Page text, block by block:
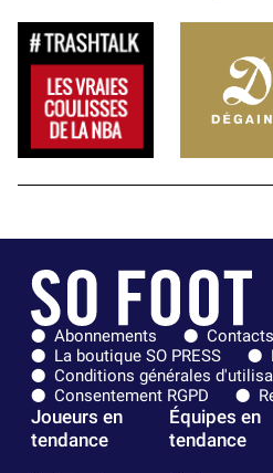
Abonnements
Contacts
La boutique SO PRESS
Conditions générales
Consentement RGPD
Joueurs en
tendance
Équipes en
tendance